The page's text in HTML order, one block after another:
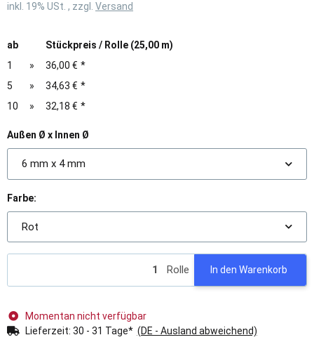
inkl. 19% USt. , zzgl. Versand
ab
Stückpreis / Rolle (25,00 m)
1
» 36,00 € *
5
» 34,63 € *
10
» 32,18 € *
Außen Ø x Innen Ø
6 mm x 4 mm
Farbe:
Rot
Rolle In den Warenkorb
Momentan nicht verfügbar
Lieferzeit: 30 - 31 Tage* (DE - Ausland abweichend)